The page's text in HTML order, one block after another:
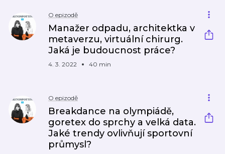
O epizodě
Manažer odpadu, architektka v
metaverzu, virtuální chirurg.
Jaká je budoucnost práce?
4. 3. 2022 40 min
O epizodě
Breakdance na olympiádě,
goretex do sprchy a velká data.
Jaké trendy ovlivňují sportovní
průmysl?